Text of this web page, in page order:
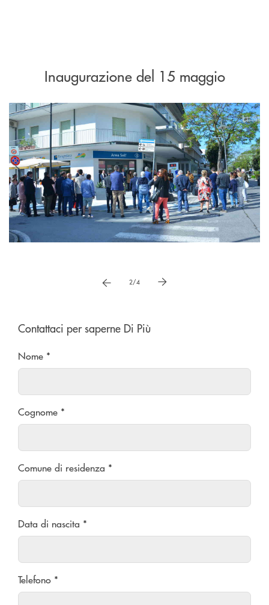
Inaugurazione del 15 maggio
vai a immagne precedente
2/4 vai a immagine successiva
Contattaci per saperne Di Più
Nome *
Cognome *
Comune di residenza *
Data di nascita *
Telefono *